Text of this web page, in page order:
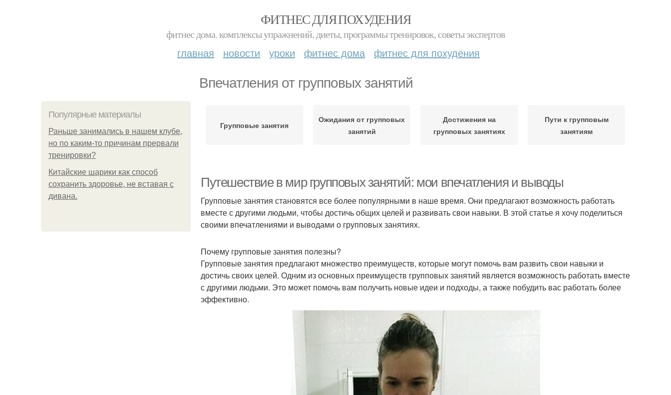
ФИТНЕС ДЛЯ ПОХУДЕНИЯ
фитнес дома. комплексы упражнений, диеты, программы тренировок, советы экспертов
главная новости уроки фитнес дома фитнес для похудения
Впечатления от групповых занятий
Популярные материалы
Раньше занимались в нашем клубе,
но по каким-то причинам прервали
тренировки?
Китайские шарики как способ
сохранить здоровье, не вставая с
дивана.
Групповые занятия
Ожидания от групповых
занятий
Достижения на
групповых занятиях
Пути к групповым
занятиям
Путешествие в мир групповых занятий: мои впечатления и выводы
Групповые занятия становятся все более популярными в наше время. Они предлагают возможность работать
вместе с другими людьми, чтобы достичь общих целей и развивать свои навыки. В этой статье я хочу поделиться
своими впечатлениями и выводами о групповых занятиях.
Почему групповые занятия полезны?
Групповые занятия предлагают множество преимуществ, которые могут помочь вам развить свои навыки и
достичь своих целей. Одним из основных преимуществ групповых занятий является возможность работать вместе
с другими людьми. Это может помочь вам получить новые идеи и подходы, а также побудить вас работать более
эффективно.